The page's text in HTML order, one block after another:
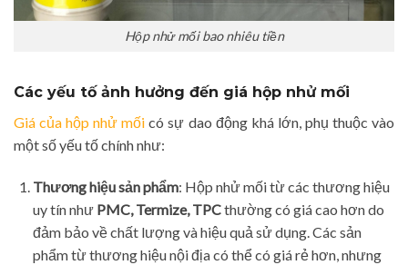
Hộp nhử mối bao nhiêu tiền
Các yếu tố ảnh hưởng đến giá hộp nhử mối
Giá của hộp nhử mối có sự dao động khá lớn, phụ thuộc vào
một số yếu tố chính như:
Thương hiệu sản phẩm: Hộp nhử mối từ các thương hiệu
uy tín như PMC, Termize, TPCthường có giá cao hơn do
đảm bảo về chất lượng và hiệu quả sử dụng. Các sản
phẩm từ thương hiệu nội địa có thể có giá rẻ hơn, nhưng